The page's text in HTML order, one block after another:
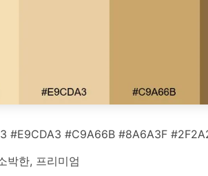
#E9CDA3 #C9A66B #8A6A3F
박한, 프리미엄